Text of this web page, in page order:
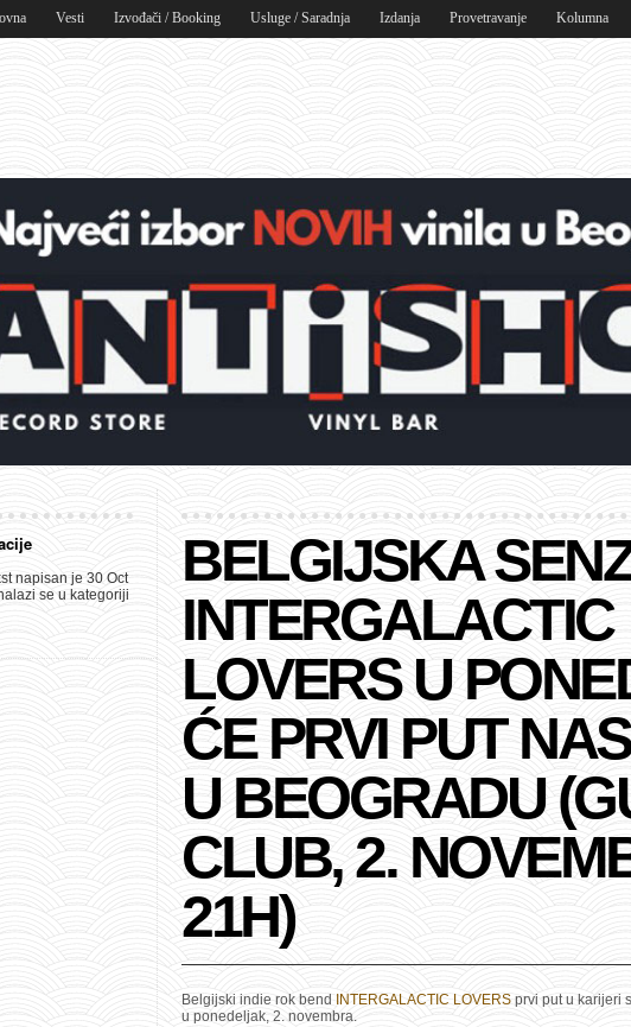
Vesti Izvođači / Booking Usluge / Saradnja Izdanja Provetravanje Kolumna
napisan je 30 Oct
se u kategoriji
BELGIJSKA
INTERGALACTIC
LOVERS U
ĆE PRVI PUT
U BEOGRADU
CLUB, 2.
21H)
Belgijski indie rok bend INTERGALACTIC LOVERS prvi put u karijeri
u ponedeljak, 2. novembra.